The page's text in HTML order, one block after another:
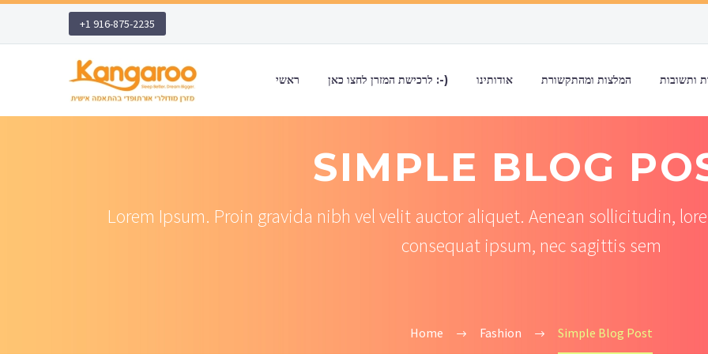
+1 916-875-2235
ראשי לרכישת המזרן לחצו כאן :-) אודותינו המלצות ומהתקשורת ותשובות
SIMPLE BLOG
Lorem Ipsum. Proin gravida nibh vel velit auctor aliquet. Aenean sollicitudin,
consequat ipsum, nec sagittis sem
Home Fashion Simple Blog Post